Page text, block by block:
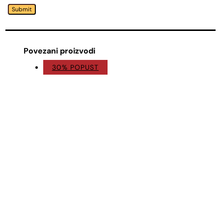
Submit
Povezani proizvodi
30% POPUST